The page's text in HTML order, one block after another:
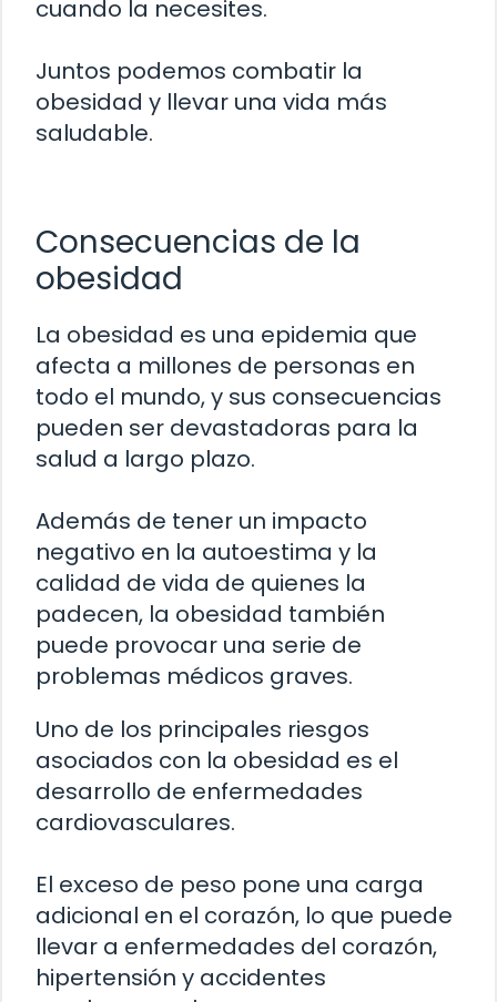
cuando la necesites.
Juntos podemos combatir la
obesidad y llevar una vida más
saludable.
Consecuencias de la
obesidad
La obesidad es una epidemia que
afecta a millones de personas en
todo el mundo, y sus consecuencias
pueden ser devastadoras para la
salud a largo plazo.
Además de tener un impacto
negativo en la autoestima y la
calidad de vida de quienes la
padecen, la obesidad también
puede provocar una serie de
problemas médicos graves.
Uno de los principales riesgos
asociados con la obesidad es el
desarrollo de enfermedades
cardiovasculares.
El exceso de peso pone una carga
adicional en el corazón, lo que puede
llevar a enfermedades del corazón,
hipertensión y accidentes